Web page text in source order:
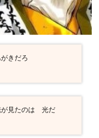
きだろ
が見たのは 光だ